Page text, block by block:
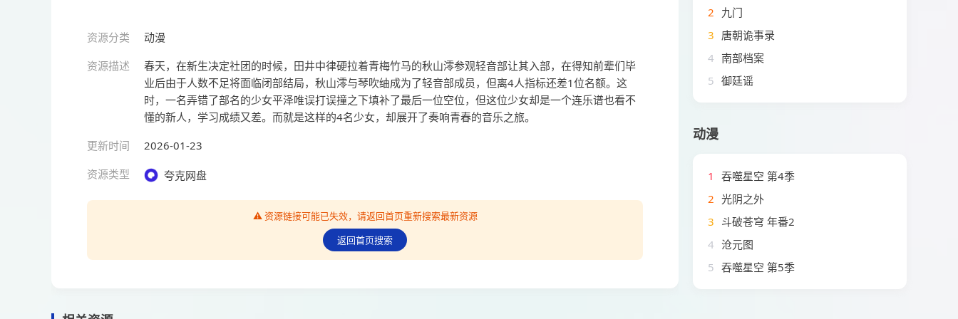
资源分类
动漫
资源描述
春天，在新生决定社团的时候，田井中律硬拉着青梅竹马的秋山澪参观轻音部让其入部，在得知前辈们毕
业后由于人数不足将面临闭部结局，秋山澪与琴吹䌷成为了轻音部成员，但离4人指标还差1位名额。这
时，一名弄错了部名的少女平泽唯误打误撞之下填补了最后一位空位，但这位少女却是一个连乐谱也看不
懂的新人，学习成绩又差。而就是这样的4名少女，却展开了奏响青春的音乐之旅。
更新时间
2026-01-23
资源类型
夸克网盘
⚠️ 资源链接可能已失效，请返回首页重新搜索最新资源
返回首页搜索
2 九门
3 唐朝诡事录
4 南部档案
5 御廷谣
动漫
1
吞噬星空 第4季
2 光阴之外
3 斗破苍穹 年番2
4 沧元图
5 吞噬星空 第5季